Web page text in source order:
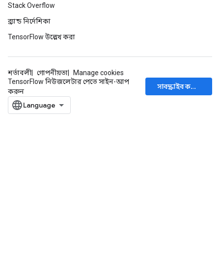
Stack Overflow
ব্র্যান্ড নির্দেশিকা
TensorFlow উল্লেখ করা
শর্তাবলী গোপনীয়তা
Manage cookies
TensorFlow নিউজলেটার পেতে সাইন-আপ
করুন
সাবস্ক্রাইব করুন